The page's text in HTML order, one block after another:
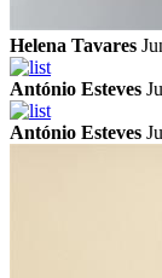
Helena Tavares
António Esteves
António Esteves